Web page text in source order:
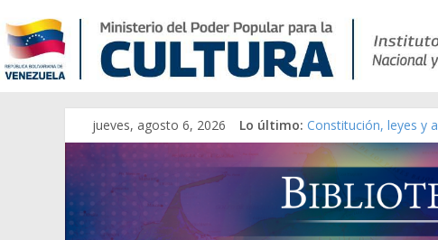
jueves, agosto 6, 2026 Lo último: Constitución, leyes y
Una Parálisis
Modesta Bor
Gaceta Oficial de la
Catálogo temático